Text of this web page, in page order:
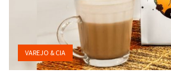
VAREJO & CIA